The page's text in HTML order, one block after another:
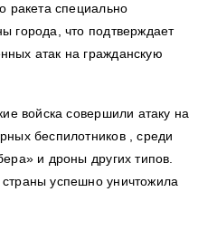
ракета специально
города, что подтверждает
атак на гражданскую
войска совершили атаку на
беспилотников , среди
и дроны других типов.
успешно уничтожила